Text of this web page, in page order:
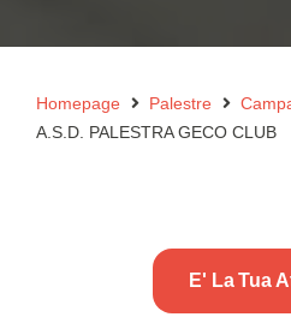
Homepage Palestre
A.S.D. PALESTRA GECO CLUB
E' La Tua